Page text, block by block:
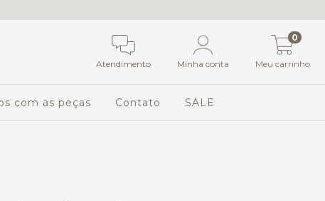
Atendimento Minha conta Meu carrinho
0
com as peças Contato SALE